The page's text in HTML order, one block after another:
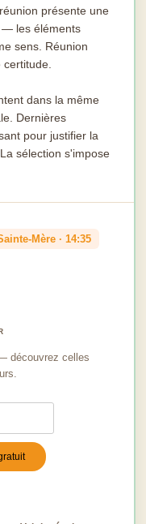
présente une
— les éléments
sens. Réunion
dans la même
Dernières
pour justifier la
sélection s'impose
Mère · 14:35
découvrez celles